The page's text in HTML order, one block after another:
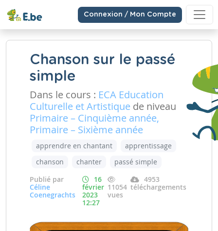
Connexion / Mon Compte
Chanson sur le passé
simple
Dans le cours : ECA Education
Culturelle et Artistique de niveau
Primaire – Cinquième année,
Primaire – Sixième année
apprendre en chantant
apprentissage
chanson
chanter
passé simple
Publié par
Céline
Coenegrachts
16
février
2023
12:27
11054
vues
4953
téléchargements